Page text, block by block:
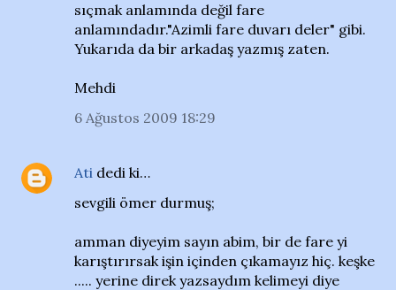
sıçmak anlamında değil fare
anlamındadır."Azimli fare duvarı deler" gibi.
Yukarıda da bir arkadaş yazmış zaten.
Mehdi
6 Ağustos 2009 18:29
Ati dedi ki…
sevgili ömer durmuş;
amman diyeyim sayın abim, bir de fare yi
karıştırırsak işin içinden çıkamayız hiç. keşke
..... yerine direk yazsaydım kelimeyi diye